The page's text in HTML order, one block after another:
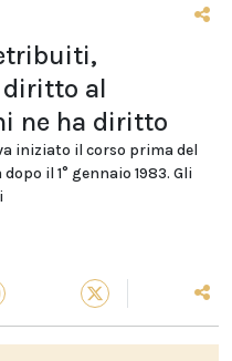
diritto al
ne ha diritto
iniziato il corso prima del
il 1° gennaio 1983. Gli